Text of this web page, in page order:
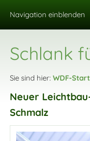
Navigation einblenden
Schlank
Sie sind hier: WDF-
Neuer
Schmalz